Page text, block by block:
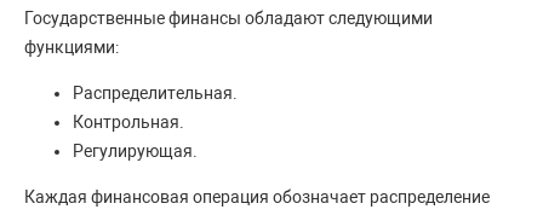
Государственные финансы обладают следующими
функциями:
Распределительная.
Контрольная.
Регулирующая.
Каждая финансовая операция обозначает распределение